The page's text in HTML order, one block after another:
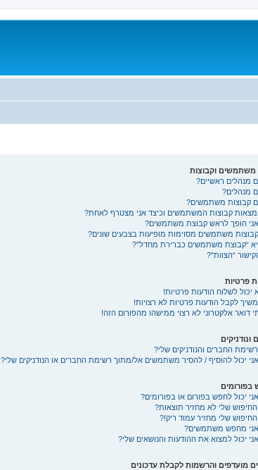
משתמשים וקבוצות
מנהלים ראשיים?
מנהלים?
קבוצות משתמשים?
נמצאות קבוצות המשתמשים וכיצד אני מצטרף לאחת?
אני הופך לראש קבוצת משתמשים?
משתמשים מסוימות מופיעות בצבעים שונים?
“קבוצת משתמשים כברירת מחדל”?
“הצוות”?
פרטיות
יכול לשלוח הודעות פרטיות!
לקבל הודעות פרטיות לא רצויות!
דואר אלקטרוני לא רצוי ממישהו מהפורום הזה!
ונודניקים
החברים והנודניקים שלי?
יכול להוסיף / להסיר משתמשים אל/מתוך רשימת החברים או הנודניקים שלי?
בפורומים
יכול לחפש בפורום או בפורומים?
החיפוש שלי לא מחזיר תוצאות?
שלי מחזיר עמוד ריק!?
אני מחפש משתמשים?
יכול למצוא את ההודעות והנושאים שלי?
מועדפים והרשמות לקבלת עדכונים